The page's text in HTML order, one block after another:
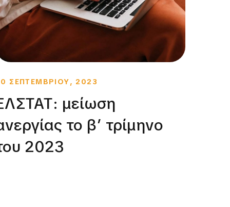
20 ΣΕΠΤΕΜΒΡΙΟΥ, 2023
μείωση